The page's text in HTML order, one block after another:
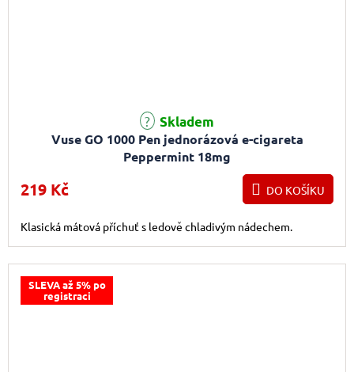
Vuse GO 1000 Pen jednorázová e-cigareta
Peppermint 18mg
Průměrné hodnocení produktu je 4,4 z 5 hvězdiček.
Skladem
219 Kč DO KOŠÍKU
Klasická mátová příchuť s ledově chladivým nádechem.
SLEVA až 5% po
registraci